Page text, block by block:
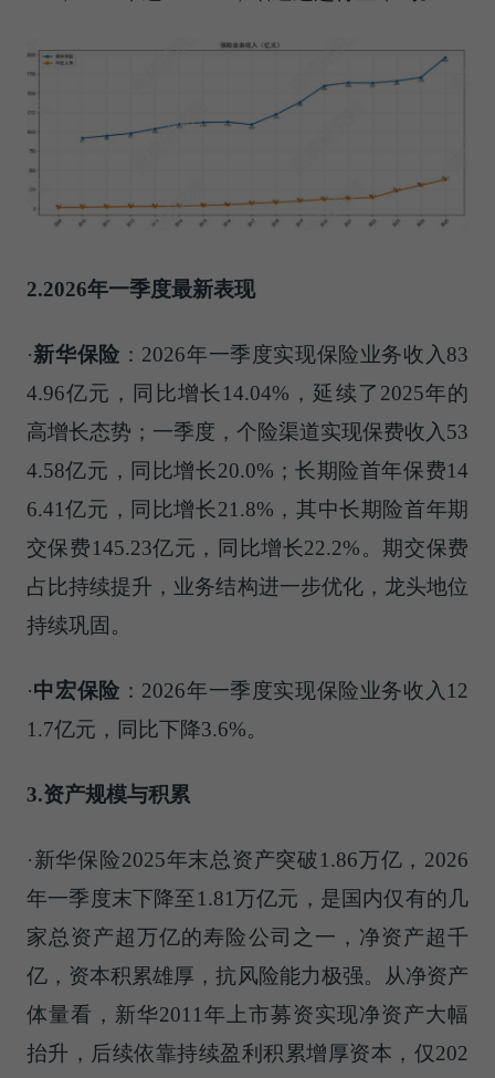
2.2026年一季度最新表现
·新华保险 ：2026年一季度实现保险业务收入83
4.96亿元，同比增长14.04%，延续了2025年的
高增长态势；一季度，个险渠道实现保费收入53
4.58亿元，同比增长20.0%；长期险首年保费14
6.41亿元，同比增长21.8%，其中长期险首年期
交保费145.23亿元，同比增长22.2%。期交保费
占比持续提升，业务结构进一步优化，龙头地位
持续巩固。
·中宏保险 ：2026年一季度实现保险业务收入12
1.7亿元，同比下降3.6%。
3.资产规模与积累
·新华保险2025年末总资产突破1.86万亿，2026
年一季度末下降至1.81万亿元，是国内仅有的几
家总资产超万亿的寿险公司之一，净资产超千
亿，资本积累雄厚，抗风险能力极强。从净资产
体量看，新华2011年上市募资实现净资产大幅
抬升，后续依靠持续盈利积累增厚资本，仅202